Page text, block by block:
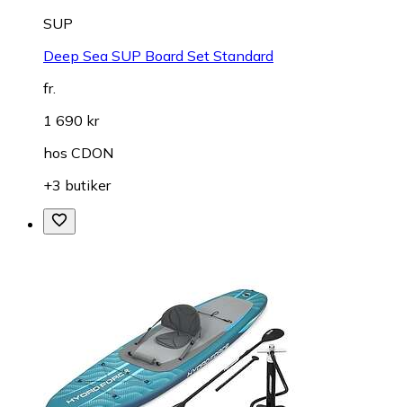
SUP
Deep Sea SUP Board Set Standard
fr.
1 690 kr
hos CDON
+3 butiker